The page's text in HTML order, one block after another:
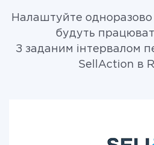
Налаштуйте
будуть
З заданим інтервалом
SellAction в